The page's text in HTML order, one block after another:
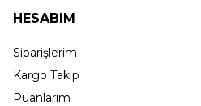
HESABIM
Siparişlerim
Kargo Takip
Puanlarım